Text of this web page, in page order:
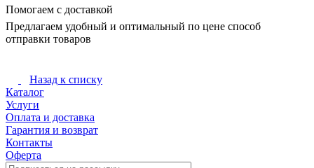
Помогаем с доставкой
Предлагаем удобный и оптимальный по цене способ
отправки товаров
Назад к списку
Каталог
Услуги
Оплата и доставка
Гарантия и возврат
Контакты
Оферта